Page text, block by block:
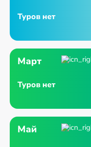
Туров нет
Март
Туров нет
Май